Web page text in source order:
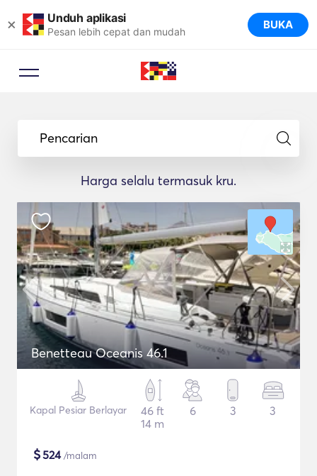
× Unduh aplikasi
Pesan lebih cepat dan mudah BUKA
Pencarian
Harga selalu termasuk kru.
Benetteau Oceanis 46.1
Kapal Pesiar Berlayar
46 ft
14 m
6 3 3
$524/malam